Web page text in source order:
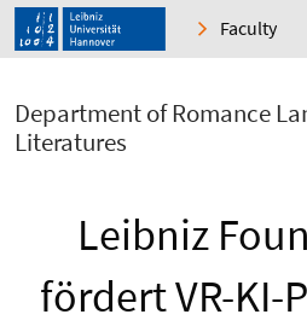
Faculty
Department of Romance
Literatures
Leibniz
fördert VR-KI-